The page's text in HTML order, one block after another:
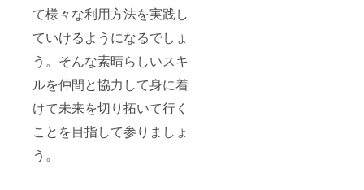
て様々な利用方法を実践し
ていけるようになるでしょ
う。そんな素晴らしいスキ
ルを仲間と協力して身に着
けて未来を切り拓いて行く
ことを目指して参りましょ
う。